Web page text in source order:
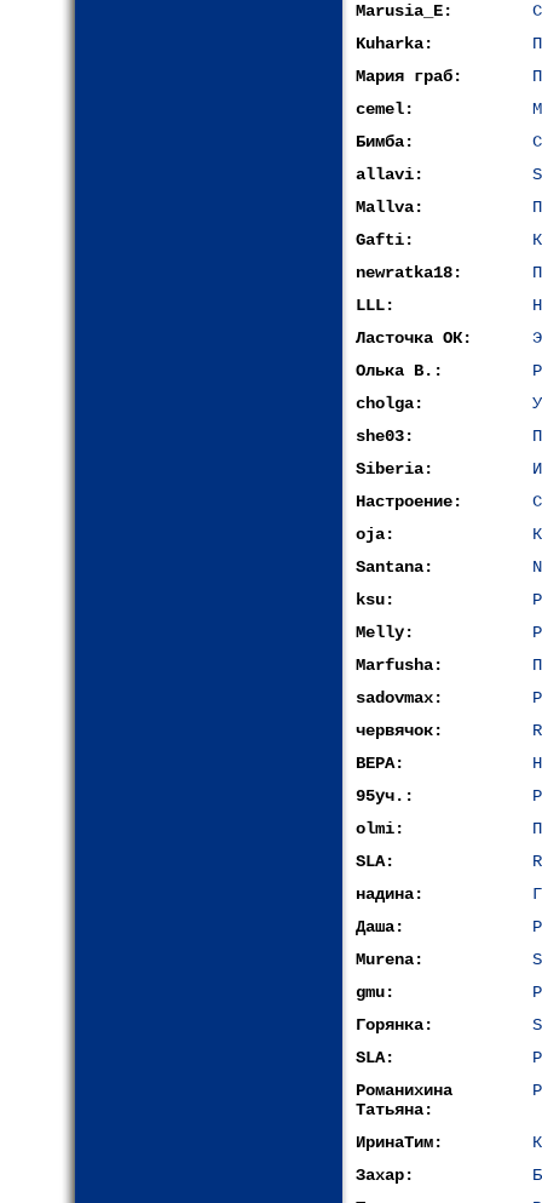
Marusia_E:
Kuharka:
Мария граб:
сemel:
Бимба:
allavi:
Mallva:
Gafti:
newratka18:
LLL:
Ласточка ОК:
Олька В.:
cholga:
she03:
Siberia:
Настроение:
oja:
Santana:
ksu:
Melly:
Marfusha:
sadovmax:
червячок:
ВЕРА:
95уч.:
olmi:
SLA:
надина:
Даша:
Murena:
gmu:
Горянка:
SLA:
Романихина
Татьяна:
ИринаТим:
Захар: